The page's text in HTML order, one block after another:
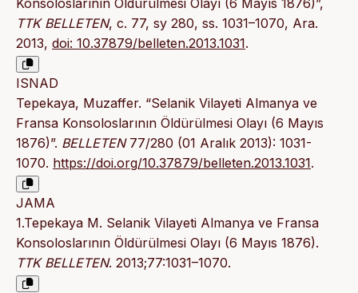
TTK BELLETEN, c. 77, sy 280, ss. 1031–1070, Ara.
2013, doi: 10.37879/belleten.2013.1031.
ISNAD
Tepekaya, Muzaffer. “Selanik Vilayeti Almanya ve
Fransa Kon­soloslarının Öldürülmesi Olayı (6 Mayıs
1876)”. BELLETEN77/280 (01 Aralık 2013): 1031-
1070. https://doi.org/10.37879/belleten.2013.1031.
JAMA
1.Tepekaya M. Selanik Vilayeti Almanya ve Fransa
Kon­soloslarının Öldürülmesi Olayı (6 Mayıs 1876).
TTK BELLETEN. 2013;77:1031–1070.